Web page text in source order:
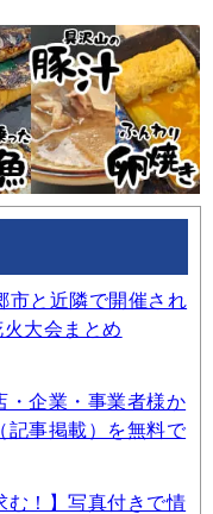
市と近隣で開催され
大会まとめ
・企業・事業者様か
記事掲載）を無料で
む！】写真付きで情